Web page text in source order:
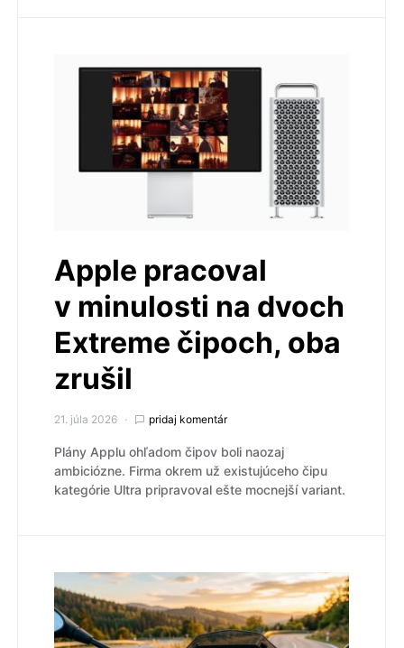
Apple pracoval
v minulosti na dvoch
Extreme čipoch, oba
zrušil
21. júla 2026 pridaj komentár
Plány Applu ohľadom čipov boli naozaj
ambiciózne. Firma okrem už existujúceho čipu
kategórie Ultra pripravoval ešte mocnejší variant.